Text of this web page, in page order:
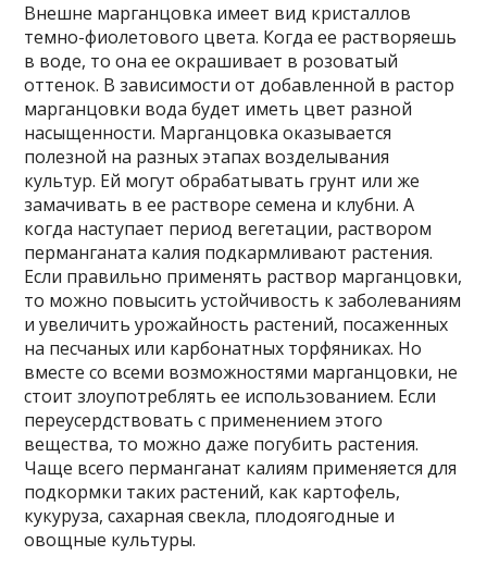
Внешне марганцовка имеет вид кристаллов
темно-фиолетового цвета. Когда ее растворяешь
в воде, то она ее окрашивает в розоватый
оттенок. В зависимости от добавленной в растор
марганцовки вода будет иметь цвет разной
насыщенности. Марганцовка оказывается
полезной на разных этапах возделывания
культур. Ей могут обрабатывать грунт или же
замачивать в ее растворе семена и клубни. А
когда наступает период вегетации, раствором
перманганата калия подкармливают растения.
Если правильно применять раствор марганцовки,
то можно повысить устойчивость к заболеваниям
и увеличить урожайность растений, посаженных
на песчаных или карбонатных торфяниках. Но
вместе со всеми возможностями марганцовки, не
стоит злоупотреблять ее использованием. Если
переусердствовать с применением этого
вещества, то можно даже погубить растения.
Чаще всего перманганат калиям применяется для
подкормки таких растений, как картофель,
кукуруза, сахарная свекла, плодоягодные и
овощные культуры.